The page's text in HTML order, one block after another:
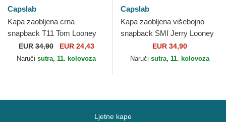
Capslab
Kapa zaobljena crna
snapback T11 Tom Looney
Tunes Capslab
EUR34,90 EUR 24,43
Naruči sutra, 11. kolovoza
Capslab
Kapa zaobljena višebojno
snapback SMI Jerry Looney
Tunes CapslabEUR 34,90
Naruči sutra, 11. kolovoza
Ljetne kape